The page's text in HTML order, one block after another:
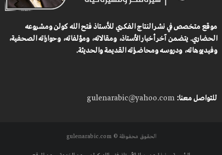
موقع متخصص في نشر النتاج الفكري للأستاذ فتح الله كولن ومشروعه
الحضاري. يتضمن آخر أخبار الأستاذ، ومقالاته، ومؤلفاته، وحواراته الصحفية،
وفيديوهاته، ودروسه ومحاضراته القديمة والحديثة.
للتواصل معنا:gulenarabic@yahoo.com
الحقوق محفوظة © gulenarabic.com